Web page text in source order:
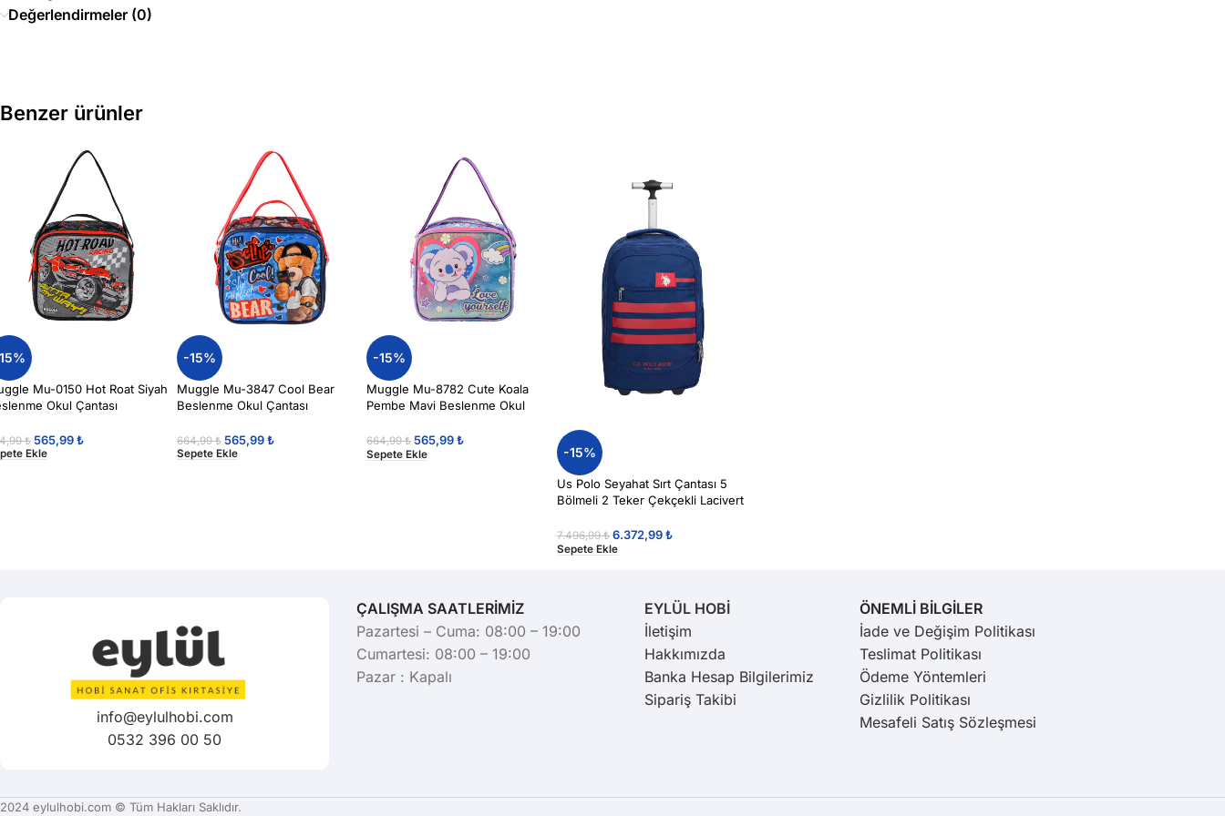
Değerlendirmeler (0)
Benzer ürünler
Mu-0150 Hot Roat Siyah
Okul Çantası
₺ 565,99₺
Ekle
-15%
Muggle Mu-3847 Cool Bear
Beslenme Okul Çantası
664,99₺ 565,99₺
Sepete Ekle
-15%
Muggle Mu-8782 Cute Koala
Pembe Mavi Beslenme Okul
664,99₺ 565,99₺
Sepete Ekle -15%
Us Polo Seyahat Sırt Çantası 5
Bölmeli 2 Teker Çekçekli Lacivert
7.496,99₺ 6.372,99₺
Sepete Ekle
info@eylulhobi.com
0532 396 00 50
ÇALIŞMA SAATLERİMİZ
Pazartesi – Cuma: 08:00 – 19:00
Cumartesi: 08:00 – 19:00
Pazar : Kapalı
EYLÜL HOBİ
İletişim
Hakkımızda
Banka Hesap Bilgilerimiz
Sipariş Takibi
ÖNEMLİ BİLGİLER
İade ve Değişim Politikası
Teslimat Politikası
Ödeme Yöntemleri
Gizlilik Politikası
Mesafeli Satış Sözleşmesi
2024 eylulhobi.com © Tüm Hakları Saklıdır.